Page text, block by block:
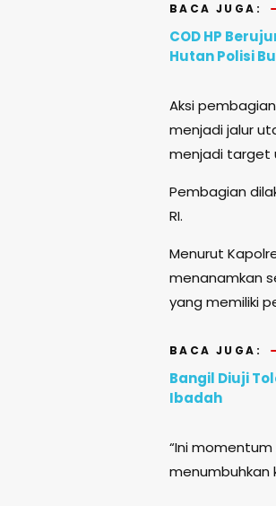
BACA JUGA:
COD HP
Hutan Polisi
Aksi
menjadi jalur
menjadi target
Pembagian
RI.
Menurut
menanamkan
yang memiliki
BACA JUGA:
Bangil Diuji
Ibadah
“Ini
menumbuhkan